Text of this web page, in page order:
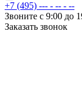
+7 (495) --- - -- - --
Звоните с 9:00 до
Заказать звонок